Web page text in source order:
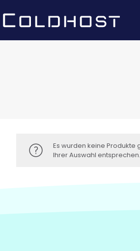
Es wurden keine Produkte
Ihrer Auswahl entsprechen.